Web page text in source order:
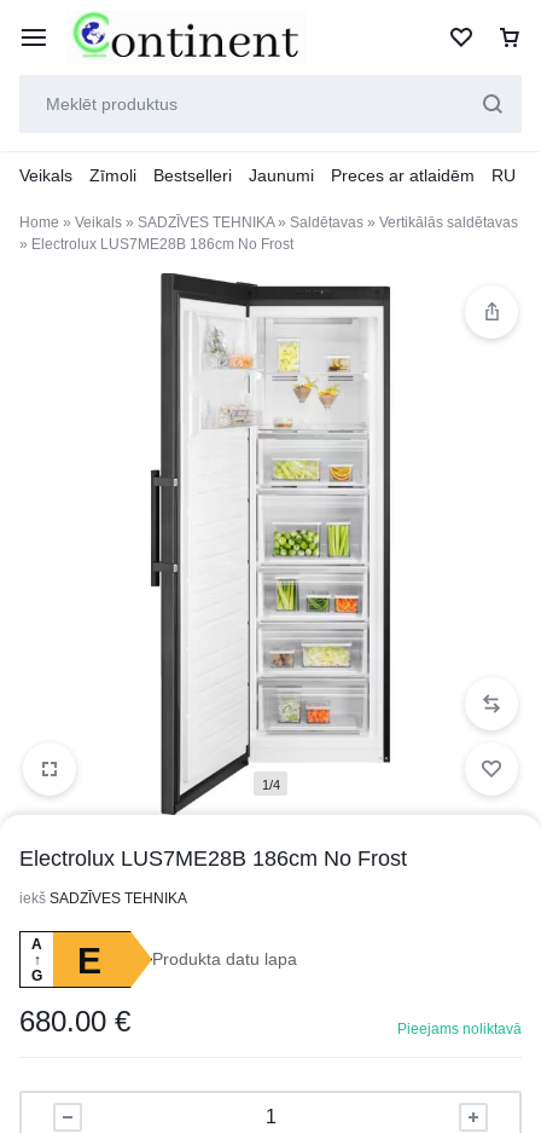
Veikals Zīmoli Bestselleri Jaunumi Preces ar atlaidēm RU
Home » Veikals » SADZĪVES TEHNIKA» Saldētavas » Vertikālās saldētavas
» Electrolux LUS7ME28B 186cm No Frost
1/4
Electrolux LUS7ME28B 186cm No Frost
iekš SADZĪVES TEHNIKA
A
↑
G
E Produkta datu lapa
680.00 € Pieejams noliktavā